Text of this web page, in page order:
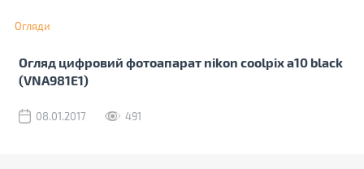
Огляди
Огляд цифровий фотоапарат nikon coolpix a10 black
(VNA981E1)
08.01.2017 491